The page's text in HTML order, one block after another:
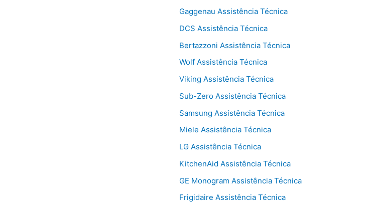
Gaggenau Assistência Técnica
DCS Assistência Técnica
Bertazzoni Assistência Técnica
Wolf Assistência Técnica
Viking Assistência Técnica
Sub-Zero Assistência Técnica
Samsung Assistência Técnica
Miele Assistência Técnica
LG Assistência Técnica
KitchenAid Assistência Técnica
GE Monogram Assistência Técnica
Frigidaire Assistência Técnica